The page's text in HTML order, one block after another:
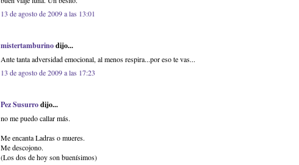
13 de agosto de 2009 a las 13:01
mistertamburinodijo...
Ante tanta adversidad emocional, al menos respira...por eso te vas...
13 de agosto de 2009 a las 17:23
Pez Susurrodijo...
no me puedo callar más.
Me encanta Ladras o mueres.
Me descojono.
(Los dos de hoy son buenísimos)